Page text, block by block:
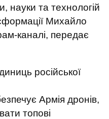
науки та технологій
Михайло
каналі, передає
російської
Армія дронів,
топові